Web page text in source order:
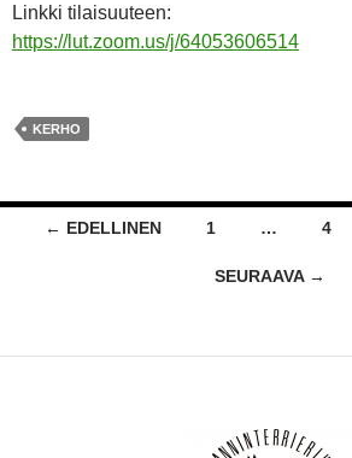
Linkki tilaisuuteen:
https://lut.zoom.us/j/64053606514
KERHO
Artikkelien
← EDELLINEN 1 … 4
SEURAAVA →